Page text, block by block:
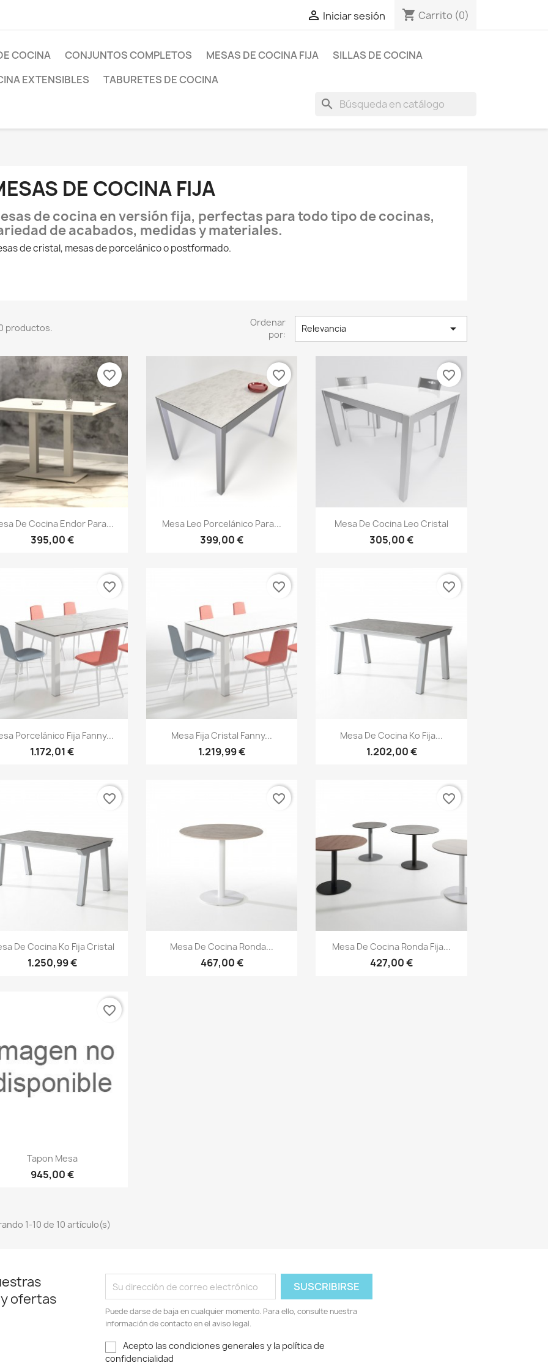
 Iniciar sesión shopping_cart Carrito (0)
COCINA CONJUNTOS COMPLETOS MESAS DE COCINA FIJA
SILLAS DE COCINA
EXTENSIBLES
TABURETES DE COCINA
search
DE COCINA FIJA
de cocina en versión fija, perfectas para todo tipo de cocinas,
de acabados, medidas y materiales.
de cristal, mesas de porcelánico o postformado.
productos.
Ordenar
por:
Relevancia 
Vista rápida
De Cocina Endor Para...
395,00 €
favorite_border
Vista rápida
Mesa Leo Porcelánico Para...
399,00 €
favorite_border
Vista rápida
Mesa De Cocina Leo Cristal
305,00 €
favorite_border
Vista rápida
Porcelánico Fija Fanny...
1.172,01 €
favorite_border
Vista rápida
Mesa Fija Cristal Fanny...
1.219,99 €
favorite_border
Vista rápida
Mesa De Cocina Ko Fija...
1.202,00 €
favorite_border
Vista rápida
De Cocina Ko Fija Cristal
1.250,99 €
favorite_border
Vista rápida
Mesa De Cocina Ronda...
467,00 €
favorite_border
Vista rápida
Mesa De Cocina Ronda Fija...
427,00 €
favorite_border
Vista rápida
Tapon Mesa
945,00 €
favorite_border
1-10 de 10 artículo(s)
ofertas
Puede darse de baja en cualquier momento. Para ello, consulte nuestra
información de contacto en el aviso legal.
Acepto las condiciones generales y la política de
confidencialidad
×
Crear lista de deseos